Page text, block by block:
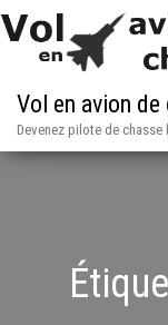
Vol en avion de
Devenez pilote de